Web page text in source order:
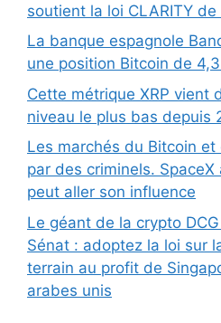
soutient la loi CLARITY de
La banque espagnole
une position Bitcoin de
Cette métrique XRP vient
niveau le plus bas depuis
Les marchés du Bitcoin et
par des criminels. SpaceX
peut aller son influence
Le géant de la crypto
Sénat : adoptez la loi sur
terrain au profit de
arabes unis